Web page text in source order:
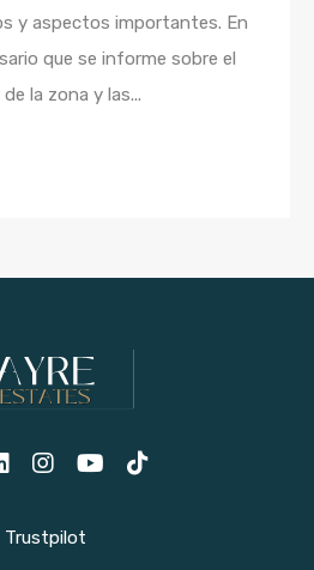
y aspectos importantes. En
que se informe sobre el
la zona y las...
Trustpilot